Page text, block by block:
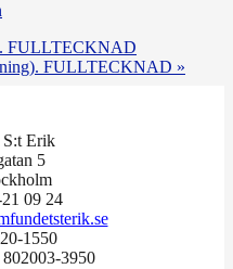
FULLTECKNAD
FULLTECKNAD »
S:t Erik
5
09 24
1550
3950